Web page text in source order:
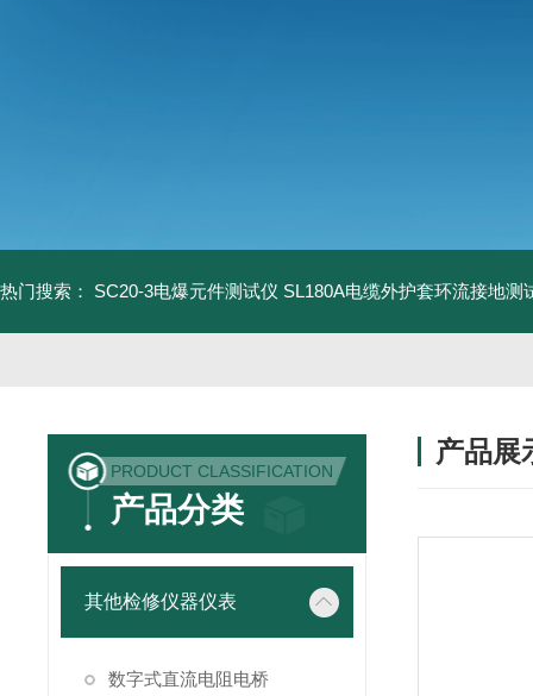
热门搜索： SC20-3电爆元件测试仪 SL180A电缆外护套环流接地测
PRODUCT CLASSIFICATION
产品分类
其他检修仪器仪表
数字式直流电阻电桥
产品展